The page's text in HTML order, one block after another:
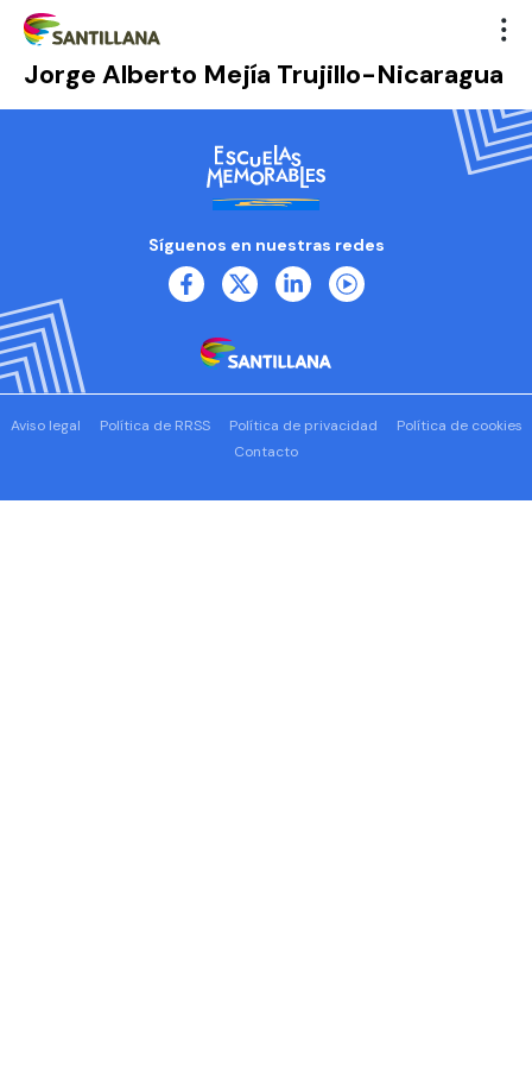
Jorge Alberto Mejía Trujillo-Nicaragua
Síguenos en nuestras redes
Aviso legal Política de RRSS Política de privacidad
Política de cookies
Contacto